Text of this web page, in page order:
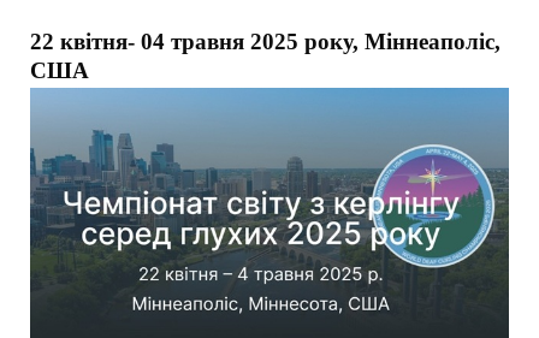
22 квітня- 04 травня 2025 року, Міннеаполіс,
США